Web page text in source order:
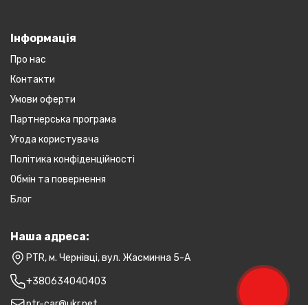
Інформація
Про нас
Контакти
Умови оферти
Партнерська програма
Угода користувача
Політика конфіденційності
Обмін та повернення
Блог
Наша адреса:
PTR, м. Чернівці, вул. Жасминна 5-А
+380634040403